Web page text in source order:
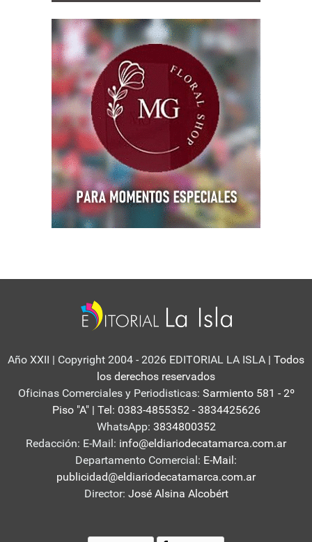
Año XXII | Copyright 2004 - 2026 EDITORIAL LA ISLA | Todos
los derechos reservados
Oficinas Comerciales y Periodisticas: Sarmiento 581 - 2º
Piso "A" | Tel: 0383-4855352 - 3834425626
WhatsApp: 3834800352
Redacción: E-Mail: info@eldiariodecatamarca.com.ar
Departamento Comercial: E-Mail:
publicidad@eldiariodecatamarca.com.ar
Director: José Alsina Alcobért